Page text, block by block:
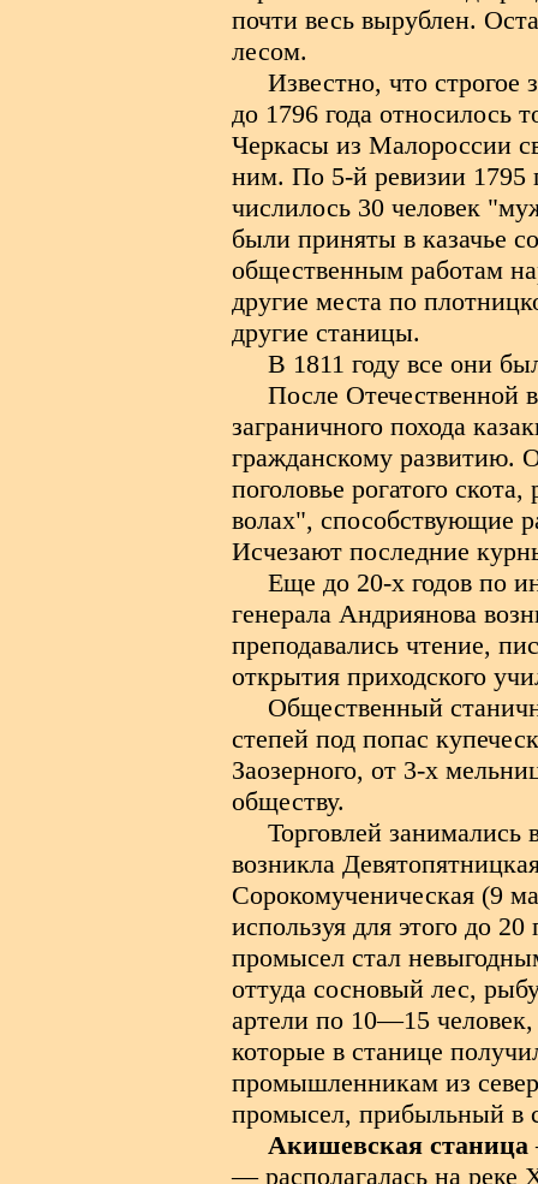
почти весь вырублен.
лесом.
Известно, что
до 1796 года относилось
Черкасы из Малороссии
ним. По 5-й ревизии 1795
числилось 30 человек
были приняты в казачье
общественным работам
другие места по
другие станицы.
В 1811 году все они
После Отечественной
заграничного похода
гражданскому развитию.
поголовье рогатого
волах", способствующие
Исчезают последние
Еще до 20-х годов по
генерала Андриянова
преподавались чтение,
открытия приходского
Общественный
степей под попас
Заозерного, от 3-х
обществу.
Торговлей
возникла
Сорокомученическая (9
используя для этого до
промысел стал
оттуда сосновый лес,
артели по 10—15
которые в станице
промышленникам из
промысел, прибыльный в
Акишевская станица
— располагалась на реке